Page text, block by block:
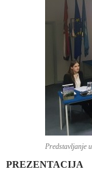
Predstavljanje